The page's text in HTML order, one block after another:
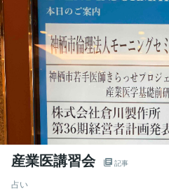
産業医講習会 記事
占い